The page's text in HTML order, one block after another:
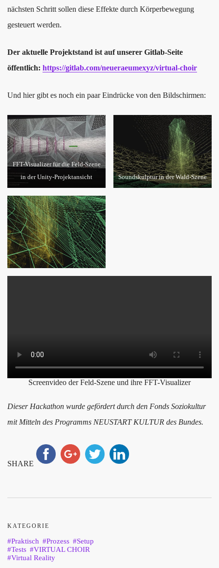
nächsten Schritt sollen diese Effekte durch Körperbewegung
gesteuert werden.
Der aktuelle Projektstand ist auf unserer Gitlab-Seite
öffentlich: https://gitlab.com/neueraeumexyz/virtual-choir
Und hier gibt es noch ein paar Eindrücke von den Bildschirmen:
FFT-Visualizer für die Feld-Szene
in der Unity-Projektansicht
Soundskulptur in der Wald-Szene
Screenvideo der Feld-Szene und ihre FFT-Visualizer
Dieser Hackathon wurde gefördert durch den Fonds Soziokultur
mit Mitteln des Programms NEUSTART KULTUR des Bundes.
SHARE
KATEGORIE
Praktisch Prozess
Setup
Tests
VIRTUAL CHOIR
Virtual Reality